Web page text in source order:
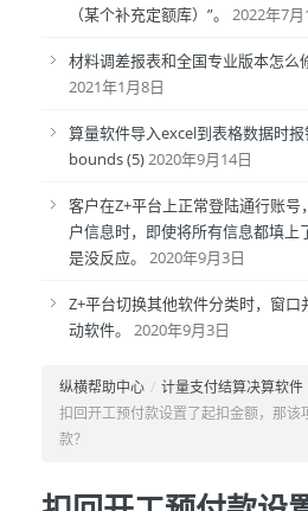
（某个补充定额库）”。
2022年7月
材料调差报表和全国专业版本怎么
2021年1月8日
算量软件导入excel到表格数据时
bounds (5)2020年9月14日
客户在Z+平台上正常登陆通行账
户信息时，即使将所有信息都填上
是没反应。
2020年9月3日
Z+平台切换其他软件分类时，窗
动软件。
2020年9月3日
纵横帮助中心 / 计量支付结算决算软件
扣回开工预付款设置了起扣金额，那该
款？